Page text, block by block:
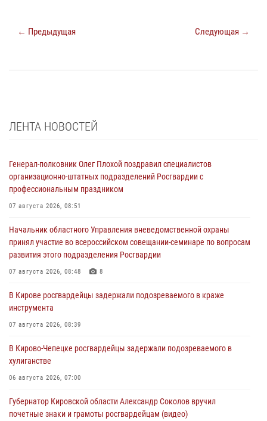
← Предыдущая Следующая →
ЛЕНТА НОВОСТЕЙ
Генерал-полковник Олег Плохой поздравил специалистов
организационно-штатных подразделений Росгвардии с
профессиональным праздником
07 августа 2026, 08:51
Начальник областного Управления вневедомственной охраны
принял участие во всероссийском совещании-семинаре по вопросам
развития этого подразделения Росгвардии
07 августа 2026, 08:48 8
В Кирове росгвардейцы задержали подозреваемого в краже
инструмента
07 августа 2026, 08:39
В Кирово-Чепецке росгвардейцы задержали подозреваемого в
хулиганстве
06 августа 2026, 07:00
Губернатор Кировской области Александр Соколов вручил
почетные знаки и грамоты росгвардейцам (видео)